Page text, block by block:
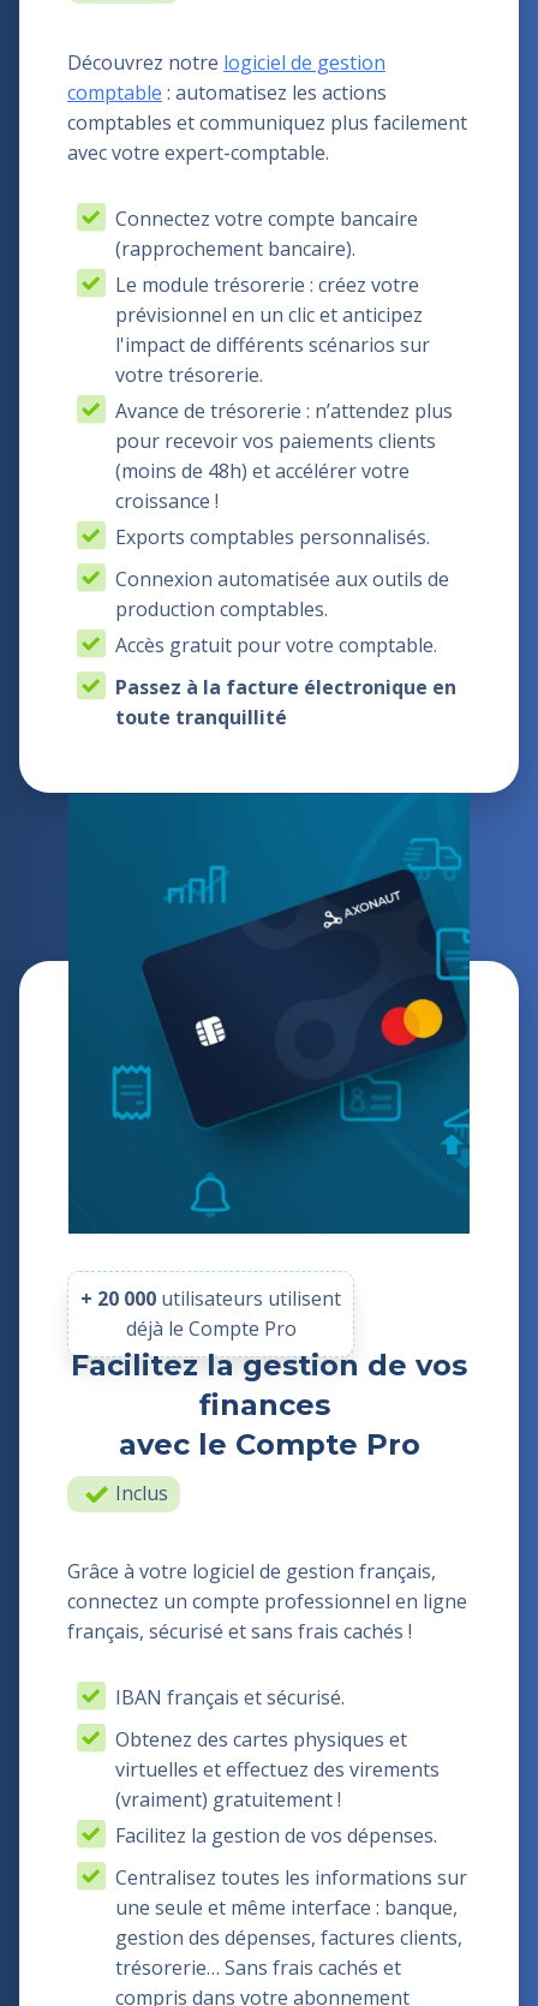
Découvrez notre logiciel de gestion
comptable : automatisez les actions
comptables et communiquez plus facilement
avec votre expert-comptable.
Connectez votre compte bancaire
(rapprochement bancaire).
Le module trésorerie : créez votre
prévisionnel en un clic et anticipez
l'impact de différents scénarios sur
votre trésorerie.
Avance de trésorerie : n’attendez plus
pour recevoir vos paiements clients
(moins de 48h) et accélérer votre
croissance !
Exports comptables personnalisés.
Connexion automatisée aux outils de
production comptables.
Accès gratuit pour votre comptable.
Passez à la facture électronique en
toute tranquillité
+ 20 000 utilisateurs utilisent
déjà le Compte Pro
Facilitez la gestion de vos
finances
avec le Compte Pro
Inclus
Grâce à votre logiciel de gestion français,
connectez un compte professionnel en ligne
français, sécurisé et sans frais cachés !
IBAN français et sécurisé.
Obtenez des cartes physiques et
virtuelles et effectuez des virements
(vraiment) gratuitement !
Facilitez la gestion de vos dépenses.
Centralisez toutes les informations sur
une seule et même interface : banque,
gestion des dépenses, factures clients,
trésorerie… Sans frais cachés et
compris dans votre abonnement